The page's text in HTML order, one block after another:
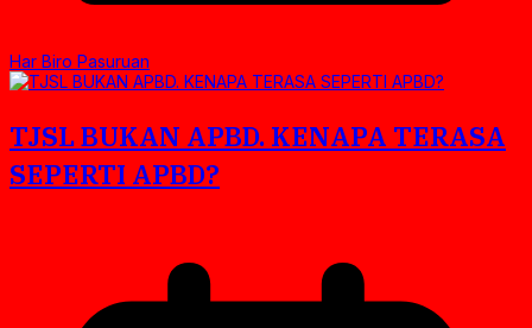
Har Biro Pasuruan
TJSL BUKAN APBD. KENAPA TERASA
SEPERTI APBD?